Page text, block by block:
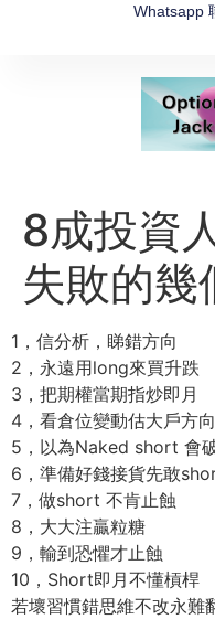
Whatsapp
8成投資
失敗的幾
1，信分析，睇錯方向
2，永遠用long來買升跌
3，把期權當期指炒即月
4，看倉位變動估大戶方向
5，以為Naked short 會
6，準備好錢接貨先敢
7，做short 不肯止蝕
8，大大注贏粒糖
9，輸到恐懼才止蝕
10，Short即月不懂槓桿
若壞習慣錯思維不改永難